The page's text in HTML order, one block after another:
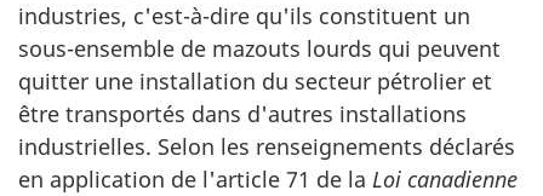
industries, c'est-à-dire qu'ils constituent un
sous-ensemble de mazouts lourds qui peuvent
quitter une installation du secteur pétrolier et
être transportés dans d'autres installations
industrielles. Selon les renseignements déclarés
en application de l'article 71 de la Loi canadienne